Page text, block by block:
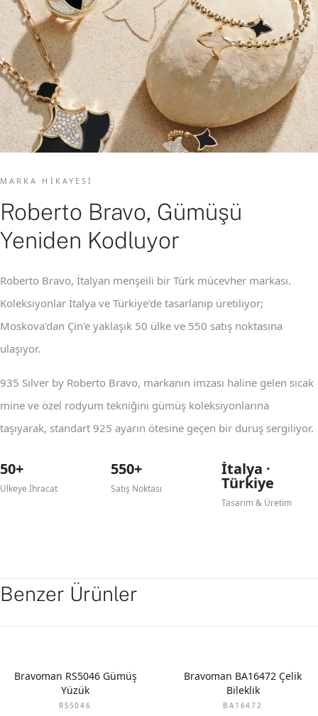
MARKA HIKAYESI
Roberto Bravo, Gümüşü
Yeniden Kodluyor
Roberto Bravo, İtalyan menşeili bir Türk mücevher markası.
Koleksiyonlar İtalya ve Türkiye'de tasarlanıp üretiliyor;
Moskova'dan Çin'e yaklaşık 50 ülke ve 550 satış noktasına
ulaşıyor.
935 Silver by Roberto Bravo, markanın imzası haline gelen sıcak
mine ve özel rodyum tekniğini gümüş koleksiyonlarına
taşıyarak, standart 925 ayarın ötesine geçen bir duruş sergiliyor.
50+
Ülkeye İhracat
550+
Satış Noktası
İtalya ·
Türkiye
Tasarım & Üretim
Benzer Ürünler
Bravoman RS5046 Gümüş
Yüzük
RS5046
Bravoman BA16472 Çelik
Bileklik
BA16472